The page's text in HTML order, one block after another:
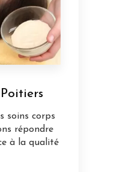
soins corps
répondre
à la qualité